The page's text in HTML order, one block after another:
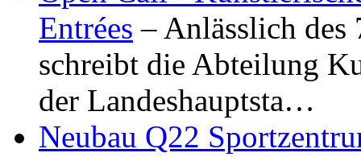
Entrées – Anlässlich
schreibt die Abteilung
der Landeshauptsta…
Neubau Q22